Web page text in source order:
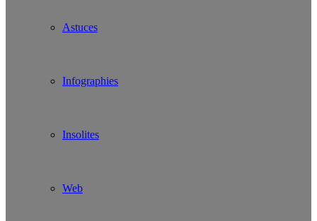
Astuces
Infographies
Insolites
Web